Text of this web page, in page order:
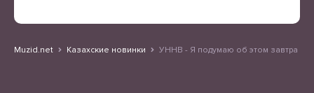
Muzid.net Казахские новинки УННВ - Я подумаю об этом завтра